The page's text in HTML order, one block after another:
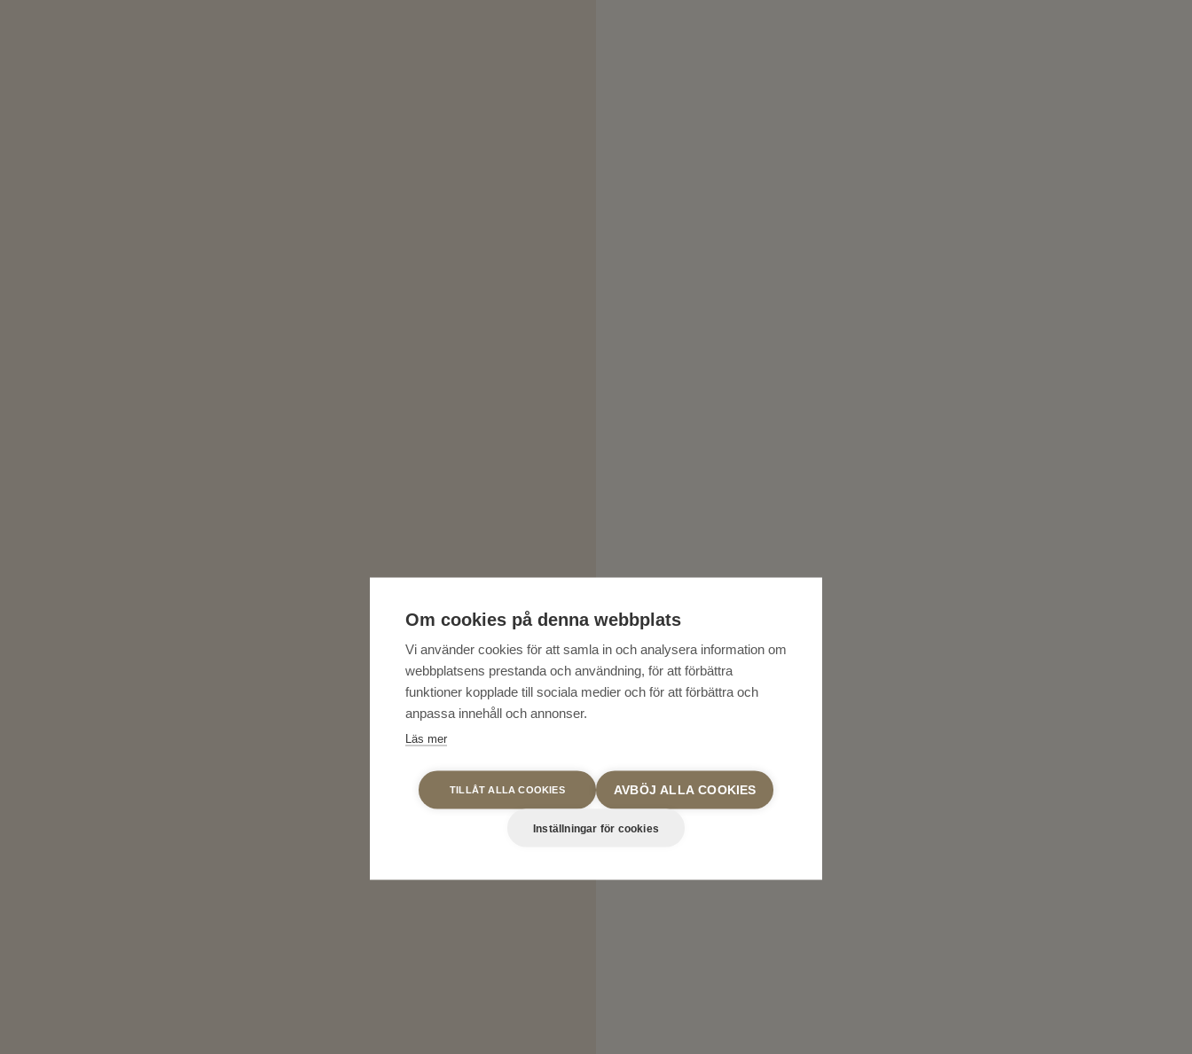
Om cookies på denna webbplats
Vi använder cookies för att samla in och analysera information om
webbplatsens prestanda och användning, för att förbättra
funktioner kopplade till sociala medier och för att förbättra och
anpassa innehåll och annonser.
Läs mer
TILLÅT ALLA COOKIES AVBÖJ ALLA COOKIES
Inställningar för cookies